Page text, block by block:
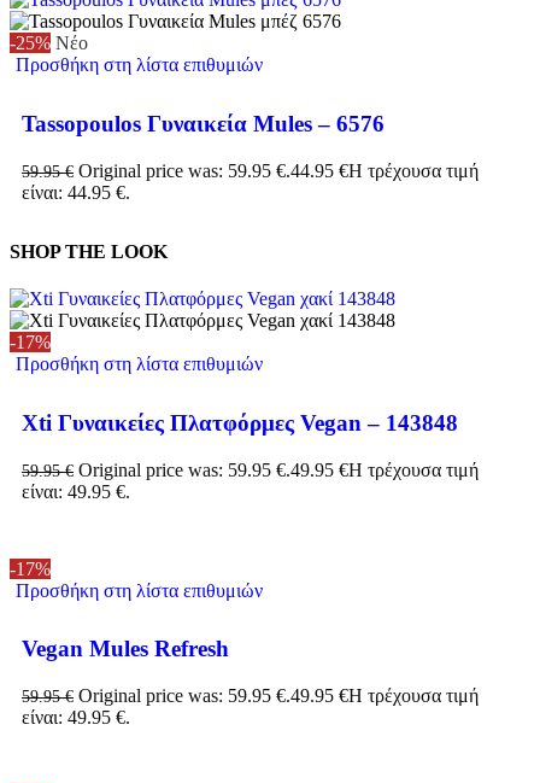
-25% Νέο
Προσθήκη στη λίστα επιθυμιών
Tassopoulos Γυναικεία Mules – 6576
59.95€ Original price was: 59.95 €.44.95 €Η τρέχουσα τιμή
είναι: 44.95 €.
SHOP THE LOOK
-17%
Προσθήκη στη λίστα επιθυμιών
Xti Γυναικείες Πλατφόρμες Vegan – 143848
59.95€ Original price was: 59.95 €.49.95 €Η τρέχουσα τιμή
είναι: 49.95 €.
-17%
Προσθήκη στη λίστα επιθυμιών
Vegan Mules Refresh
59.95€ Original price was: 59.95 €.49.95 €Η τρέχουσα τιμή
είναι: 49.95 €.